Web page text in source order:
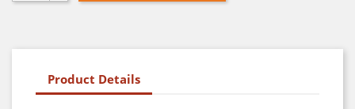
Product Details